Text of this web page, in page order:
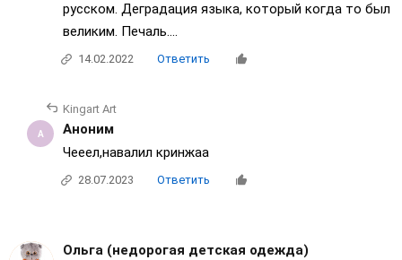
русском. Деградация языка, который когда то был
великим. Печаль....
14.02.2022 Ответить
Kingart Art
Аноним
Чееел,навалил кринжаа
28.07.2023 Ответить
Ольга (недорогая детская одежда)